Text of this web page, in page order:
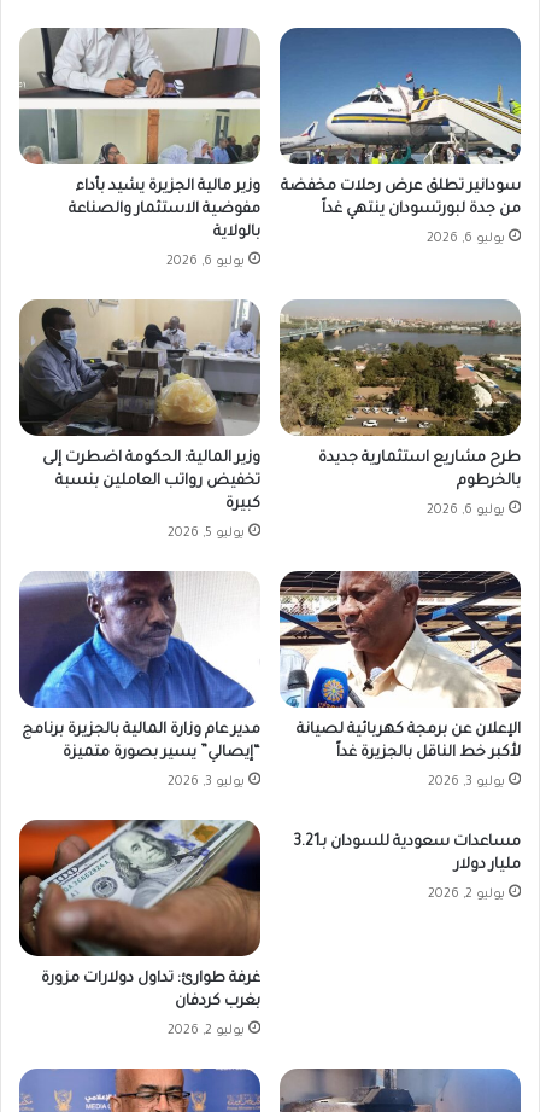
سودانير تطلق عرض رحلات مخفضة
من جدة لبورتسودان ينتهي غداً
يوليو 6, 2026
وزير مالية الجزيرة يشيد بأداء
مفوضية الاستثمار والصناعة
بالولاية
يوليو 6, 2026
طرح مشاريع استثمارية جديدة
بالخرطوم
يوليو 6, 2026
وزير المالية: الحكومة اضطرت إلى
تخفيض رواتب العاملين بنسبة
كبيرة
يوليو 5, 2026
الإعلان عن برمجة كهربائية لصيانة
لأكبر خط الناقل بالجزيرة غداً
يوليو 3, 2026
مدير عام وزارة المالية بالجزيرة برنامج
“إيصالي” يسير بصورة متميزة
يوليو 3, 2026
مساعدات سعودية للسودان بـ3.21
مليار دولار
يوليو 2, 2026
غرفة طوارئ: تداول دولارات مزورة
بغرب كردفان
يوليو 2, 2026